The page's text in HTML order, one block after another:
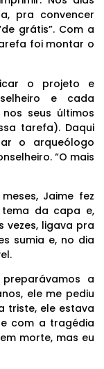
pra convencer
grátis”. Com a
foi montar o
o projeto e
e cada
seus últimos
tarefa). Daqui
o arqueólogo
“O mais
Jaime fez
tema da capa e,
vezes, ligava pra
sumia e, no dia
a
ele me pediu
triste, ele estava
com a tragédia
morte, mas eu